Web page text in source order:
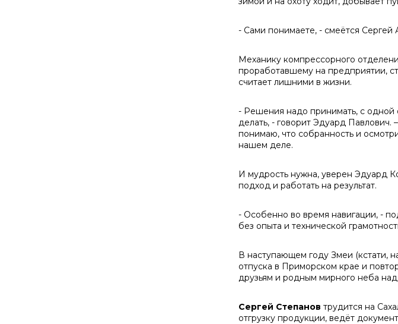
- Сами понимаете, - смеётся Сергей
Механику компрессорного
проработавшему на предприятии,
считает лишними в жизни.
- Решения надо принимать, с одной
делать, - говорит Эдуард
понимаю, что собранность и
нашем деле.
И мудрость нужна, уверен Эдуард
подход и работать на результат.
- Особенно во время навигации, -
без опыта и технической
В наступающем году Змеи (кстати,
отпуска в Приморском крае и
друзьям и родным мирного неба над
Сергей Степанов трудится на
отгрузку продукции, ведёт